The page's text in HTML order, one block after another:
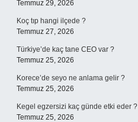
Temmuz 29, 2026
Koç tıp hangi ilçede ?
Temmuz 27, 2026
Türkiye’de kaç tane CEO var ?
Temmuz 25, 2026
Korece’de seyo ne anlama gelir ?
Temmuz 25, 2026
Kegel egzersizi kaç günde etki eder ?
Temmuz 25, 2026